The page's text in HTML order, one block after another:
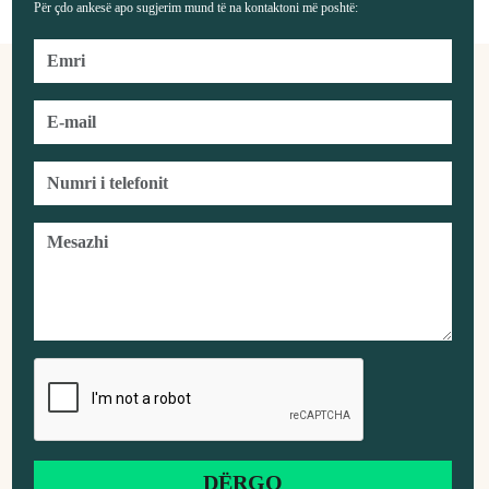
Për çdo ankesë apo sugjerim mund të na kontaktoni më poshtë: